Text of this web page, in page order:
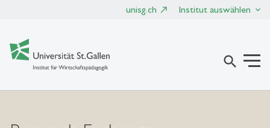
unisg.ch Institut auswählen
search